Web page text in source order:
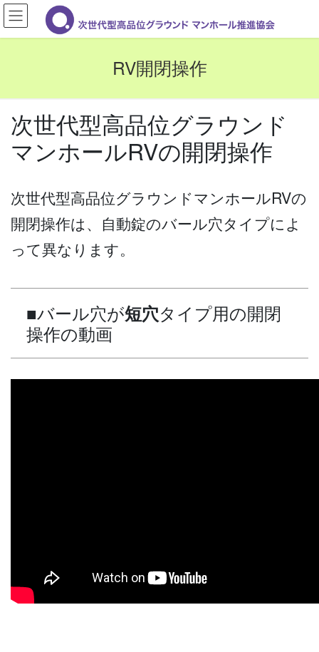
コ
ン
テ
移
ナ
ビ
ゲ
ン
RV開閉操作
次世代型高品位グラウンド
マンホールRVの開閉操作
次世代型高品位グラウンドマンホールRVの
開閉操作は、自動錠のバール穴タイプによ
って異なります。
■バール穴が短穴タイプ用の開閉
操作の動画